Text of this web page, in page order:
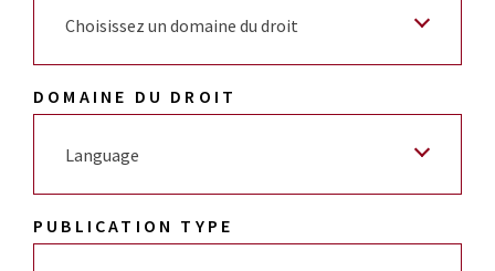
Choisissez un domaine du droit
DOMAINE DU DROIT
Language
PUBLICATION TYPE